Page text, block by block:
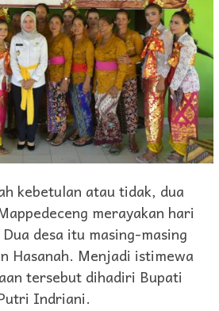
kebetulan atau tidak, dua
merayakan hari
desa itu masing-masing
Hasanah. Menjadi istimewa
tersebut dihadiri Bupati
Indriani.